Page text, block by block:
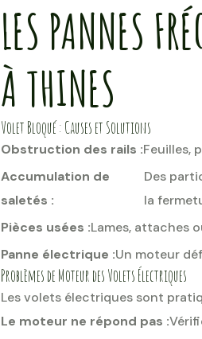
LES PANNES
À THINES
Volet Bloqué : Causes et Solutions
Obstruction des rails :Feuilles,
Accumulation de
saletés :
Des
la
Pièces usées :Lames, attaches
Panne électrique :Un moteur
Problèmes de Moteur des Volets Électriques
Les volets électriques sont
Le moteur ne répond pas :